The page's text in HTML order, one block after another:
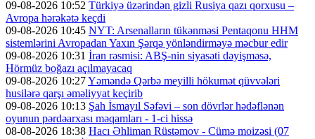
09-08-2026 10:52 Türkiyə üzərindən gizli Rusiya qazı qorxusu –
Avropa hərəkətə keçdi
09-08-2026 10:45 NYT: Arsenalların tükənməsi Pentaqonu HHM
sistemlərini Avropadan Yaxın Şərqə yönləndirməyə məcbur edir
09-08-2026 10:31 İran rəsmisi: ABŞ-nin siyasəti dəyişməsə,
Hörmüz boğazı açılmayacaq
09-08-2026 10:27Yəməndə Qərbə meyilli hökumət qüvvələri
husilərə qarşı əməliyyat keçirib
09-08-2026 10:13 Şah İsmayıl Səfəvi – son dövrlər hədəflənən
oyunun pərdəarxası məqamları - 1-ci hissə
08-08-2026 18:38 Hacı Əhliman Rüstəmov - Cümə moizəsi (07